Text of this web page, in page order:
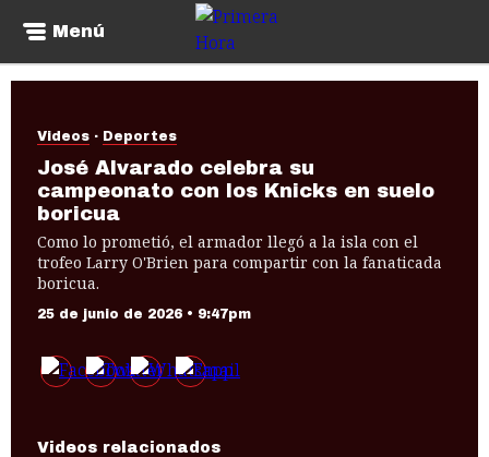
Menú
Videos Deportes
José Alvarado celebra su
campeonato con los Knicks en suelo
boricua
Como lo prometió, el armador llegó a la isla con el
trofeo Larry O'Brien para compartir con la fanaticada
boricua.
25 de junio de 2026 • 9:47pm
Videos relacionados